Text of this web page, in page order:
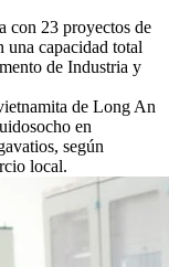
con 23 proyectos de
una capacidad total
de Industria y
de Long An
en
según
local.